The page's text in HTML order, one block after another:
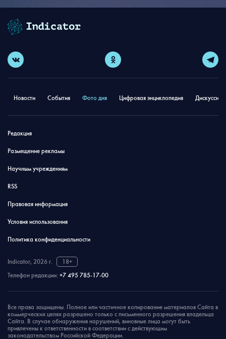
Новости События Фото дня Цифровая энциклопедия
Редакция
Размещение рекламы
Научным учреждениям
RSS
Правовая информация
Условия использования
Политика конфиденциальности
Indicator, 2026 г.
18+
Телефон редакции: +7 495 785-17-00
Все права защищены. Полное или частичное копирование материалов Сайта в
коммерческих целях разрешено только с письменного разрешения владельца
Сайта. В случае обнаружения нарушений, виновные лица могут быть
привлечены к ответственности в соответствии с действующим
законодательством Российской Федерации.